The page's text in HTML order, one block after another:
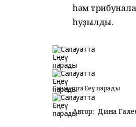
һәм
һуҙылды.
Салауатта Еңеү парады
Автор: Дина